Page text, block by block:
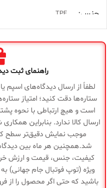
جنس TPE
گارانتی ضمانت سلامت کالا
پاورجیمراهنمای ثبت
لطفاً از ارسال دیدگاه‌های اسپم
ستاره‌ها دقت کنید؛ امتیاز
است و هیچ ارتباطی با نحوه
ارسال کالا ندارد. بنابراین
موجب نمایش دقیق‌تر سطح
شد.همچنین هر ماه بین
کیفیت، جنس، قیمت و ارزش
ویژه (توپ فوتبال جام جهانی)
باشید که حتی اگر محصول را از